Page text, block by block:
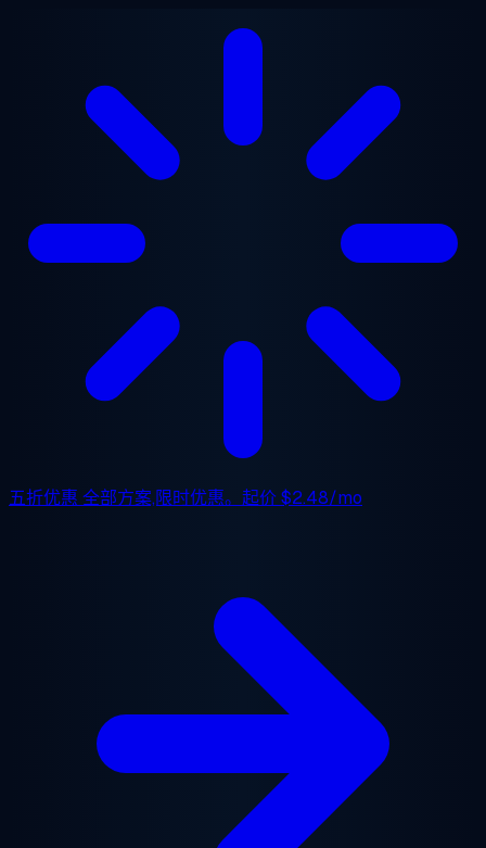
五折优惠 全部方案,限时优惠。起价$2.48/mo